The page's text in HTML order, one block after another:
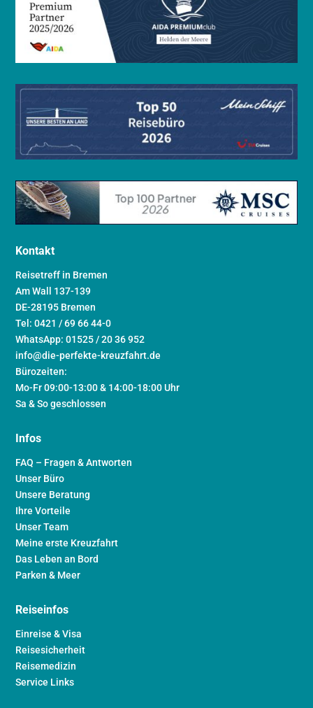
Kontakt
Reisetreff in Bremen
Am Wall 137-139
DE-28195 Bremen
Tel: 0421 / 69 66 44-0
WhatsApp: 01525 / 20 36 952
info@die-perfekte-kreuzfahrt.de
Bürozeiten:
Mo-Fr 09:00-13:00 & 14:00-18:00 Uhr
Sa & So geschlossen
Infos
FAQ – Fragen & Antworten
Unser Büro
Unsere Beratung
Ihre Vorteile
Unser Team
Meine erste Kreuzfahrt
Das Leben an Bord
Parken & Meer
Reiseinfos
Einreise & Visa
Reisesicherheit
Reisemedizin
Service Links